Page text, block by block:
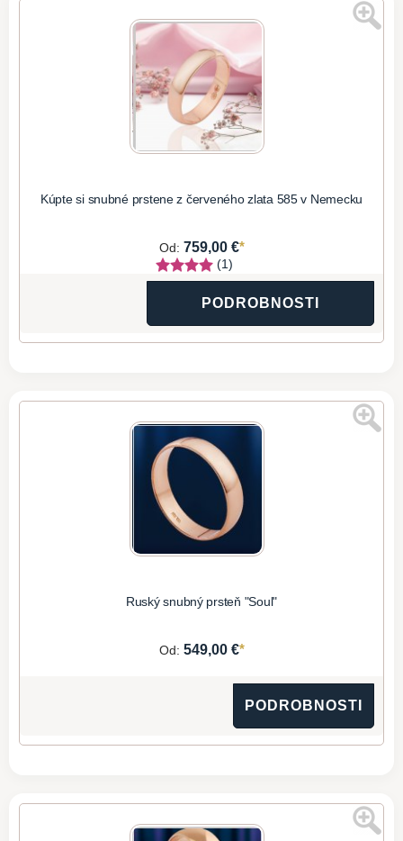
Kúpte si snubné prstene z červeného zlata 585 v Nemecku
Od: 759,00 €*
(1)
PODROBNOSTI
Ruský snubný prsteň "Soul"
Od: 549,00 €*
PODROBNOSTI